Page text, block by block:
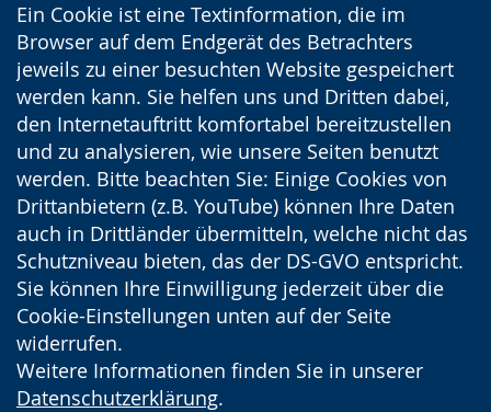
Ein Cookie ist eine Textinformation, die im
Browser auf dem Endgerät des Betrachters
jeweils zu einer besuchten Website gespeichert
werden kann. Sie helfen uns und Dritten dabei,
den Internetauftritt komfortabel bereitzustellen
und zu analysieren, wie unsere Seiten benutzt
werden. Bitte beachten Sie: Einige Cookies von
Drittanbietern (z.B. YouTube) können Ihre Daten
auch in Drittländer übermitteln, welche nicht das
Schutzniveau bieten, das der DS-GVO entspricht.
Sie können Ihre Einwilligung jederzeit über die
Cookie-Einstellungen unten auf der Seite
widerrufen.
Weitere Informationen finden Sie in unserer
Datenschutzerklärung.